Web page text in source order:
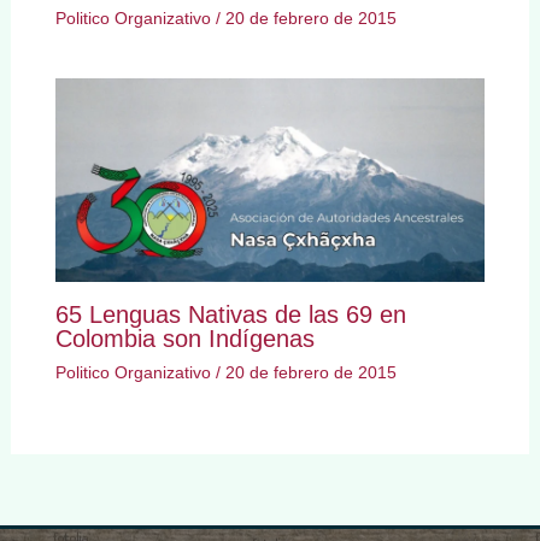
Politico Organizativo/ 20 de febrero de 2015
65 Lenguas Nativas de las 69 en
Colombia son Indígenas
Politico Organizativo/ 20 de febrero de 2015